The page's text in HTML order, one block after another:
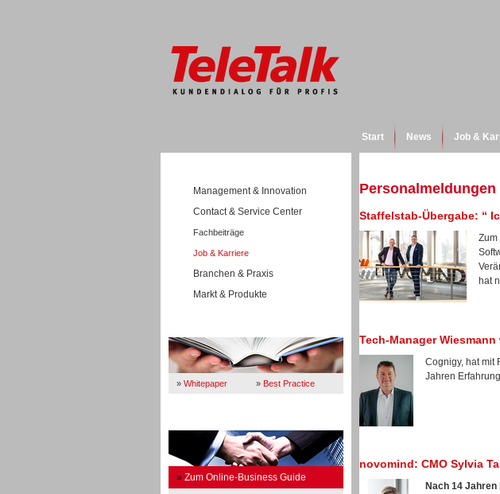
Start News Job &
Management & Innovation
Contact & Service Center
Fachbeiträge
Job & Karriere
Branchen & Praxis
Markt & Produkte
» Whitepaper » Best Practice
» Zum Online-Business Guide
Personalmeldungen
Staffelstab-Übergabe: “
Zum
hat
Tech-Manager
Cognigy, hat mit
Jahren
novomind: CMO Sylvia
Nach 14